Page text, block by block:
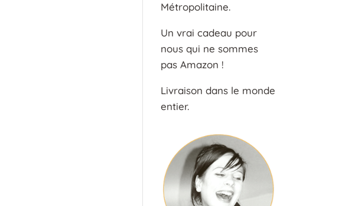
Métropolitaine.
Un vrai cadeau pour
nous qui ne sommes
pas Amazon !
Livraison dans le monde
entier.